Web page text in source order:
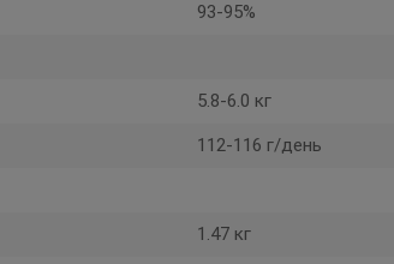
93-95%
5.8-6.0 кг
112-116 г/день
1.47 кг